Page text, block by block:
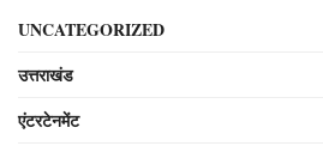
UNCATEGORIZED
उत्तराखंड
एंटरटेनमेंट